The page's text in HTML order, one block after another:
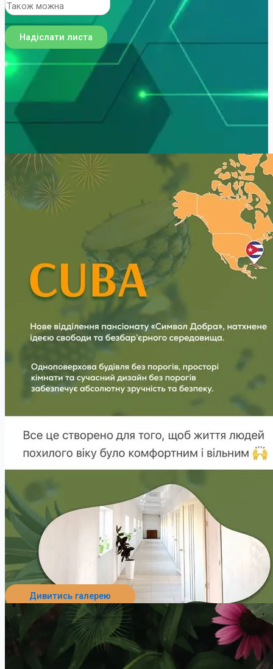
Надіслати листа
Перейти до пансіонату
Дивитись галерею